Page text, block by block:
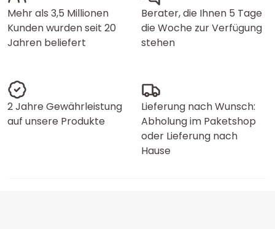
Mehr als 3,5 Millionen
Kunden wurden seit 20
Jahren beliefert
Berater, die Ihnen 5 Tage
die Woche zur Verfügung
stehen
2 Jahre Gewährleistung
auf unsere Produkte
Lieferung nach Wunsch:
Abholung im Paketshop
oder Lieferung nach
Hause